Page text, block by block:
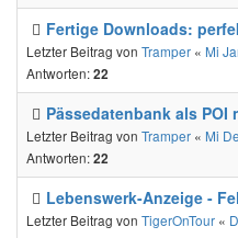
Fertige Downloads:
Letzter Beitrag von Tramper « Mi
Antworten:22
Pässedatenbank als
Letzter Beitrag von Tramper « Mi
Antworten:22
Lebenswerk-Anzeige -
Letzter Beitrag von TigerOnTour «